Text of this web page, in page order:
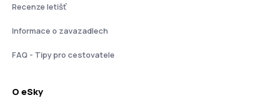
Recenze letišť
Informace o zavazadlech
FAQ - Tipy pro cestovatele
O eSky